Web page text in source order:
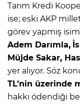
Tarım Kredi
ise; eski AKP
görev yapmış
Adem Darımla,
Müjde Sakar,
yer alıyor. Söz
TL’nin üzerinde
hakkı ödendiği